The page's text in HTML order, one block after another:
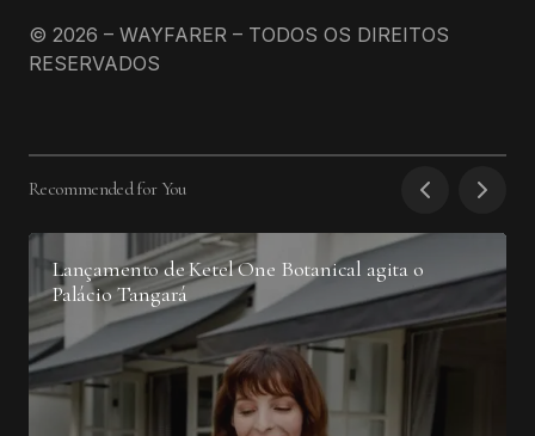
© 2026 – WAYFARER – TODOS OS DIREITOS
RESERVADOS
Recommended for You
Lançamento de Ketel One Botanical agita o
Palácio Tangará